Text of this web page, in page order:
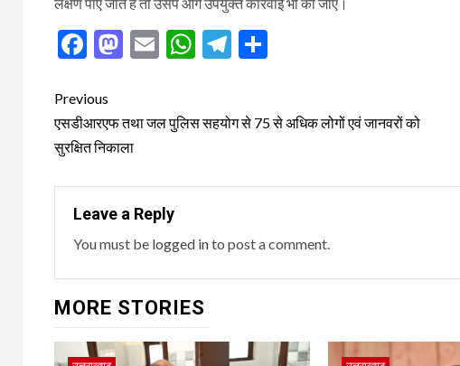
Facebook
Mastodon
EmailWhatsApp
Telegram
Post
navigation
Previous
एसडीआरएफ तथा जल पुलिस सहयोग से 75 से अधिक लोगों एवं जानवरों को
सुरक्षित निकाला
Leave a Reply
You must be logged into post a comment.
MORE STORIES